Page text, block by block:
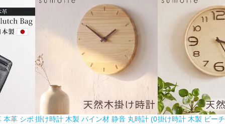
本革 シボ 掛け時計 木製 パイン材 静音 丸時計 (0掛け時計 木製 ビー